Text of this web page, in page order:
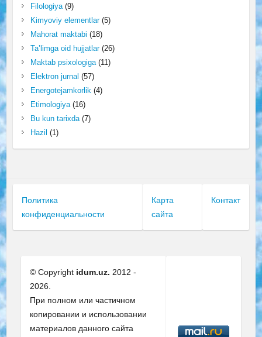
Filologiya(9)
Kimyoviy elementlar(5)
Mahorat maktabi (18)
Ta’limga oid hujjatlar(26)
Maktab psixologiga(11)
Elektron jurnal (57)
Energotejamkorlik(4)
Etimologiya(16)
Bu kun tarixda(7)
Hazil (1)
Политика
конфиденциальности
Карта
сайта
Контакт
© Copyright idum.uz. 2012 -
2026.
При полном или частичном
копировании и использовании
материалов данного сайта